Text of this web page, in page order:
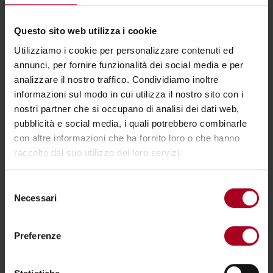
Questo sito web utilizza i cookie
Utilizziamo i cookie per personalizzare contenuti ed
annunci, per fornire funzionalità dei social media e per
analizzare il nostro traffico. Condividiamo inoltre
informazioni sul modo in cui utilizza il nostro sito con i
nostri partner che si occupano di analisi dei dati web,
pubblicità e social media, i quali potrebbero combinarle
con altre informazioni che ha fornito loro o che hanno
raccolto dal suo utilizzo dei loro servizi.
delNecessari
Preferenze
CARMIGNANO DOCG “TERRE A MANO” 2019
Il naturale della batteria, per l’esattezza un TripleA. Subito l’ho
trovato con un naso decisamente profondo, forse anche un
po’ aggressivo. Aspettandolo nel bicchiere si è un po’ aperto
regalando un profumo sempre complesso ma con un po’ più
di eleganza e di equilibrio. In generale l’ho trovato un po’
scomposto.
5. CANTINA FABRIZIO PRATESI – CARMIGNANO DOCG
con il vino di Fattoria Ambra.
Al naso arriva subito una bellissima spezia, frutta matura ed
complessità, lunghezza. Se posso osare è talmente elegante
che mi potrebbe ricordare un Nebbiolo e i sentori al naso